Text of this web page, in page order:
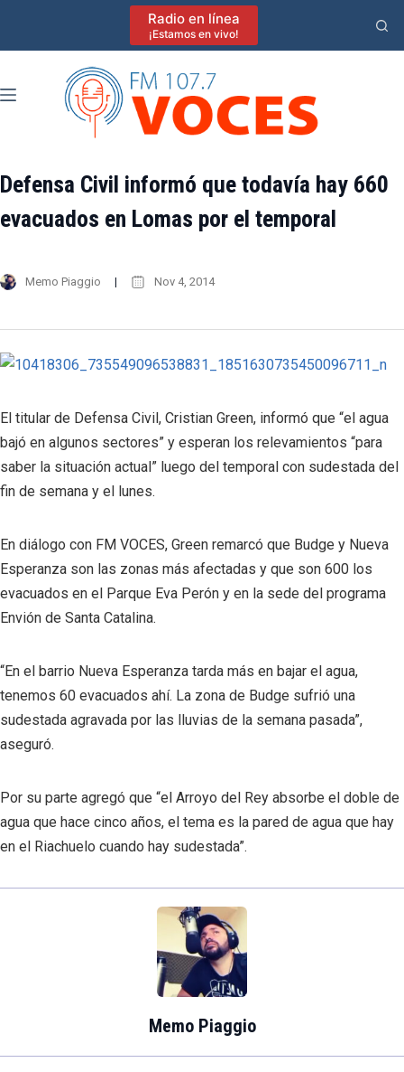
Radio en línea
¡Estamos en vivo!
Defensa Civil informó que todavía hay 660
evacuados en Lomas por el temporal
Memo Piaggio Nov 4, 2014
El titular de Defensa Civil, Cristian Green, informó que “el agua
bajó en algunos sectores” y esperan los relevamientos “para
saber la situación actual” luego del temporal con sudestada del
fin de semana y el lunes.
En diálogo con FM VOCES, Green remarcó que Budge y Nueva
Esperanza son las zonas más afectadas y que son 600 los
evacuados en el Parque Eva Perón y en la sede del programa
Envión de Santa Catalina.
“En el barrio Nueva Esperanza tarda más en bajar el agua,
tenemos 60 evacuados ahí. La zona de Budge sufrió una
sudestada agravada por las lluvias de la semana pasada”,
aseguró.
Por su parte agregó que “el Arroyo del Rey absorbe el doble de
agua que hace cinco años, el tema es la pared de agua que hay
en el Riachuelo cuando hay sudestada”.
Memo Piaggio